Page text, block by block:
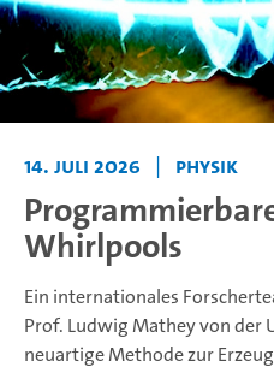
14. Juli 2026 | Physik
Whirlpools
Ein internationales
Prof. Ludwig Mathey von der
neuartige Methode zur